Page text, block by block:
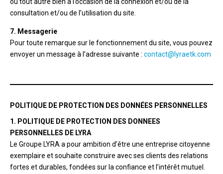
consultation et/ou de l’utilisation du site.
7. Messagerie
Pour toute remarque sur le fonctionnement du site, vous pouvez
envoyer un message à l’adresse suivante : contact@lyraetk.com
POLITIQUE DE PROTECTION DES DONNÉES PERSONNELLES
1. POLITIQUE DE PROTECTION DES DONNEES
PERSONNELLES DE LYRA
Le Groupe LYRA a pour ambition d’être une entreprise citoyenne
exemplaire et souhaite construire avec ses clients des relations
fortes et durables, fondées sur la confiance et l’intérêt mutuel.